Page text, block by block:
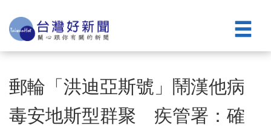
郵輪「洪迪亞斯號」鬧漢他病
毒安地斯型群聚 疾管署：確